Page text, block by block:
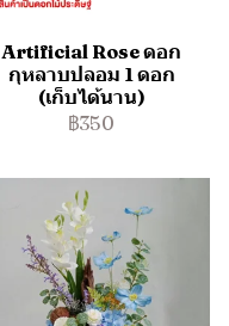
Artificial Rose ดอก
กุหลาบปลอม 1 ดอก
(เก็บได้นาน)
฿350